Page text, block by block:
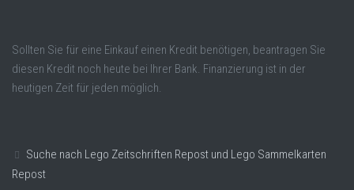
Sollten Sie für eine Einkauf einen Kredit benötigen, beantragen Sie
diesen Kredit noch heute bei Ihrer Bank. Finanzierung ist in der
heutigen Zeit für jeden möglich.
Suche nach Lego Zeitschriften Repost und Lego Sammelkarten
Repost